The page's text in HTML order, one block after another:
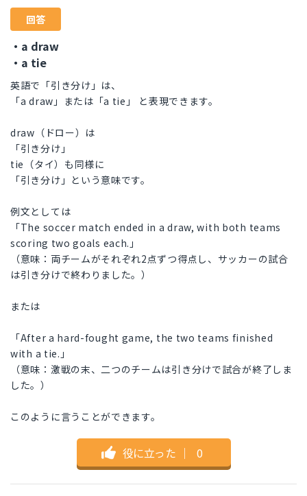
回答
・a draw
・a tie
英語で「引き分け」は、
「a draw」または「a tie」 と表現できます。
draw（ドロー）は
「引き分け」
tie（タイ）も同様に
「引き分け」という意味です。
例文としては
「The soccer match ended in a draw, with both teams
scoring two goals each.」
（意味：両チームがそれぞれ2点ずつ得点し、サッカーの試合
は引き分けで終わりました。）
または
「After a hard-fought game, the two teams finished
with a tie.」
（意味：激戦の末、二つのチームは引き分けで試合が終了しま
した。）
このように言うことができます。
役に立った ｜ 0